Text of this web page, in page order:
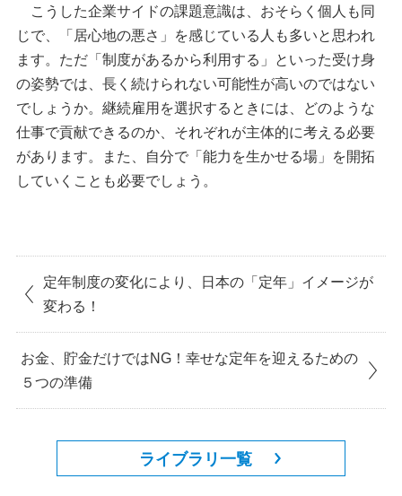
こうした企業サイドの課題意識は、おそらく個人も同
じで、「居心地の悪さ」を感じている人も多いと思われ
ます。ただ「制度があるから利用する」といった受け身
の姿勢では、長く続けられない可能性が高いのではない
でしょうか。継続雇用を選択するときには、どのような
仕事で貢献できるのか、それぞれが主体的に考える必要
があります。また、自分で「能力を生かせる場」を開拓
していくことも必要でしょう。
定年制度の変化により、日本の「定年」イメージが
変わる！
お金、貯金だけではNG！幸せな定年を迎えるための
５つの準備
ライブラリ一覧